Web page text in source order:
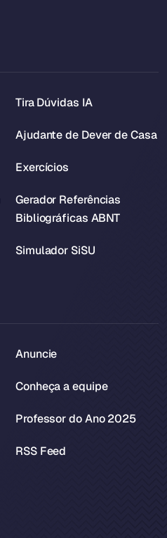
Tira Dúvidas IA
Ajudante de Dever de Casa
Exercícios
Gerador Referências
Bibliográficas ABNT
Simulador SiSU
Anuncie
Conheça a equipe
Professor do Ano 2025
RSS Feed